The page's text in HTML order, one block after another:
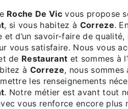
Roche De Vic vous propose
, si vous habitez à Correze.
et d’un savoir-faire de
vous satisfaire. Nous vous
de Restaurant et sommes à
à Correze, nous
les renseignements
. Notre métier est avant tout
vous renforce encore plus